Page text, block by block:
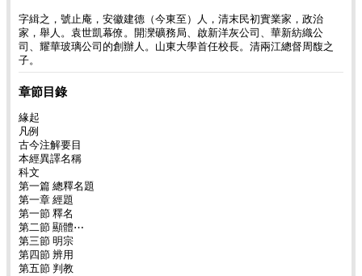
字緝之，號止庵，安徽建德（今東至）人，清末民初實業家，政治
家，舉人。袁世凱幕僚。開灤礦務局、啟新洋灰公司、華新紡織公
司、耀華玻璃公司的創辦人。山東大學首任校長。清兩江總督周馥之
子。
章節目錄
緣起
凡例
古今注解要目
本經異譯名稱
科文
第一篇 總釋名題
第一章 經題
第一節 釋名
第二節 顯體⋯
第三節 明宗
第四節 辨用
第五節 判教